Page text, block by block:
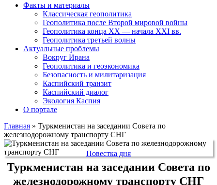
Факты и материалы
Классическая геополитика
Геополитика после Второй мировой войны
Геополитика конца XX — начала XXI вв.
Геополитика третьей волны
Актуальные проблемы
Вокруг Ирана
Геополитика и геоэкономика
Безопасность и милитаризация
Каспийский транзит
Каспийский диалог
Экология Каспия
О портале
Главная » Туркменистан на заседании Совета по
железнодорожному транспорту СНГ
Повестка дня
Туркменистан на заседании Совета по
железнодорожному транспорту СНГ